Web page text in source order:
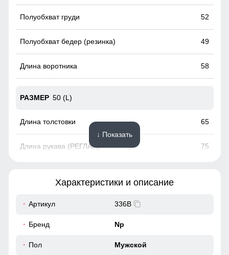
Несъемный и регулируемый капюшон делает эту
погодных условий. Легкость адаптации к изменениям
гардероба на каждый день.
52
49
58
50 (L)
65
75
↓ Показать
Характеристики и описание
Артикул 336B
Бренд Np
Пол Мужской